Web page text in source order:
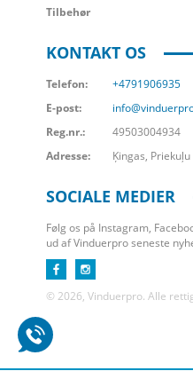
Tilbehør
KONTAKT OS
Telefon:
+4791906935
E-post:
Reg.nr.:
49503004934
Adresse:
Ķingas,
SOCIALE MEDIER
Følg os på Instagram,
ud af Vinduerpro seneste
© 2026, Vinduerpro. Alle